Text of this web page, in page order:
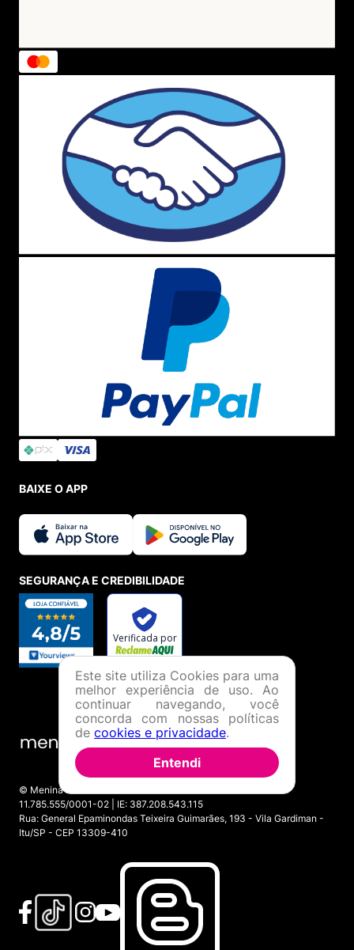
BAIXE O APP
SEGURANÇA E CREDIBILIDADE
© Menina Shoes Comércio de Modas Eireli - EPP CNPJ:
11.785.555/0001-02 | IE: 387.208.543.115
Rua: General Epaminondas Teixeira Guimarães, 193 - Vila Gardiman -
Itu/SP - CEP 13309-410
Este site utiliza Cookies para uma
melhor experiência de uso. Ao
continuar navegando, você
concorda com nossas políticas
de cookies e privacidade.
Entendi